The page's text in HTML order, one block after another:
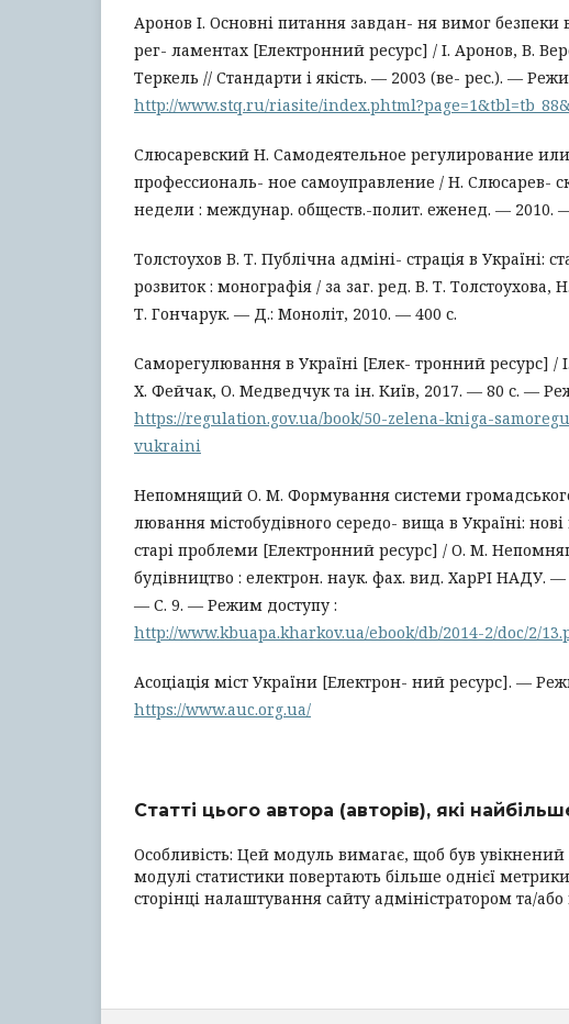
Аронов І. Основні питання завдан- ня вимог безпеки
рег- ламентах [Електронний ресурс] / І. Аронов, В.
Теркель // Стандарти і якість. — 2003 (ве- рес.). —
http://www.stq.ru/riasite/
Слюсаревский Н. Самодеятельное регулирование или
профессиональ- ное самоуправление / Н. Слюсарев-
недели : междунар. обществ.-полит. еженед. — 2010.
Толстоухов В. Т. Публічна адміні- страція в Україні:
розвиток : монографія / за заг. ред. В. Т.
Т. Гончарук. — Д.: Моноліт, 2010. — 400 с.
Саморегулювання в Україні [Елек- тронний ресурс] /
Х. Фейчак, О. Медведчук та ін. Київ, 2017. — 80 с. —
https://regulation.gov.ua/book/50-zelena-kniga-
vukraini
Непомнящий О. М. Формування системи
лювання містобудівного середо- вища в Україні:
старі проблеми [Електронний ресурс] / О. М.
будівництво : електрон. наук. фах. вид. ХарРІ НАДУ.
— С. 9. — Режим доступу :
http://www.kbuapa.kharkov.ua/ebook/db/2014-2/doc/2/
Асоціація міст України [Електрон- ний ресурс]. —
https://www.auc.org.ua/
Статті цього автора (авторів), які
Особливість: Цей модуль вимагає, щоб був
модулі статистики повертають більше однієї
сторінці налаштування сайту адміністратором та/